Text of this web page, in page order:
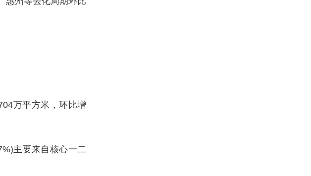
万平方米，环比增
主要来自核心一二